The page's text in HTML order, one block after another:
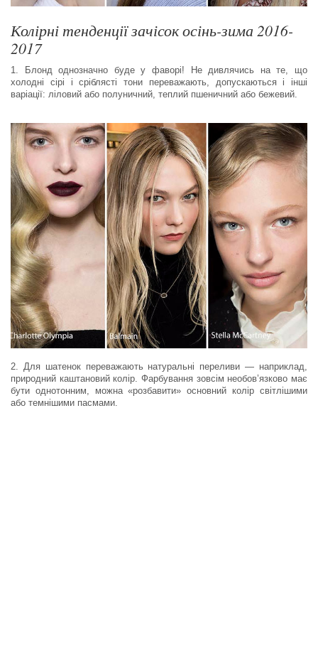
Колірні тенденції зачісок осінь-зима 2016-
2017
1. Блонд однозначно буде у фаворі! Не дивлячись на те, що
холодні сірі і сріблясті тони переважають, допускаються і інші
варіації: ліловий або полуничний, теплий пшеничний або бежевий.
2. Для шатенок переважають натуральні переливи — наприклад,
природний каштановий колір. Фарбування зовсім необов’язково має
бути однотонним, можна «розбавити» основний колір світлішими
або темнішими пасмами.